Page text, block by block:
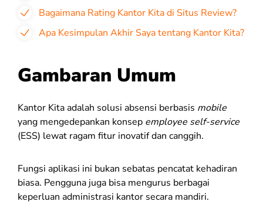
Bagaimana Rating Kantor Kita di Situs Review?
Apa Kesimpulan Akhir Saya tentang Kantor Kita?
Gambaran Umum
Kantor Kita adalah solusi absensi berbasis mobile
yang mengedepankan konsep employee self-service
(ESS) lewat ragam fitur inovatif dan canggih.
Fungsi aplikasi ini bukan sebatas pencatat kehadiran
biasa. Pengguna juga bisa mengurus berbagai
keperluan administrasi kantor secara mandiri.